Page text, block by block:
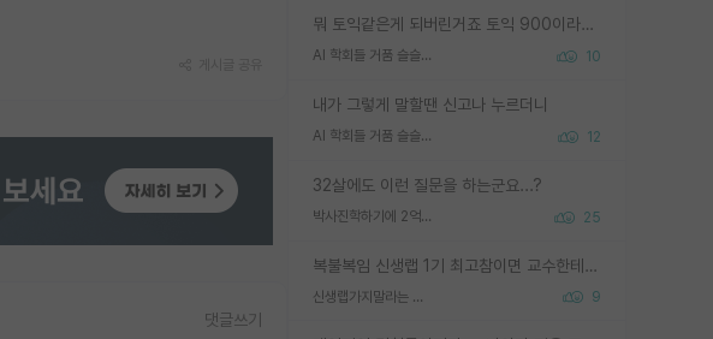
뭐 토익같은게 되버린거죠 토익 900이라고 영어잘하는건 아닙니다만 잘하는사람은 다 900을 넘는 그런
AI 학회들 거품 슬슬 지적이 나오네요 10
내가 그렇게 말할땐 신고나 누르더니
AI 학회들 거품 슬슬 지적이 나오네요 12
32살에도 이런 질문을 하는군요...?
박사진학하기에 2억은 괜찮은 (?) 정도의 경제력인가요 25
복불복임 신생랩 1기 최고참이면 교수한테 직접 지도받는 시간이 매우 많음 제대로 된 교수라면 말이지 그게 아니라면 그냥 넌 해방 불가능한 노예 1호에 감점쓰레기통이 되는거고
신생랩가지말라는 이유가 있었구나 9
댓글쓰기